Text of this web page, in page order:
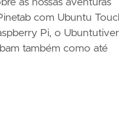
as nossas aventuras
com Ubuntu
Pi, o
também como até